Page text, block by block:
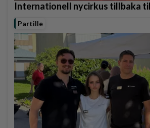
Internationell nycirkus tillbaka
Partille